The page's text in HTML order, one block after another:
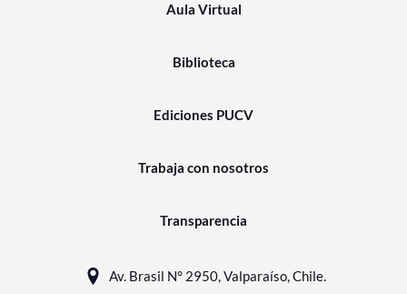
Aula Virtual
Biblioteca
Ediciones PUCV
Trabaja con nosotros
Transparencia
Av. Brasil N° 2950, Valparaíso, Chile.